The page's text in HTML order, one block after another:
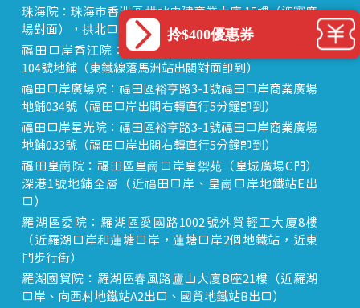
珠海院：珠海市香洲區 拱北中建商業大廈 15樓（迎賓廣
場對面），拱北口岸步行8分鐘直達
福田口岸香江院：福田區福田口岸正對面，海悅華城
104號地鋪（東鐵線落馬洲站出關對面即到）
福田口岸廣場院：福田區裕亨路3-1號福田口岸商業廣場
地鋪034號（福田口岸出關右轉直行5分鐘即到）
福田口岸星光院：福田區裕亨路3-1號福田口岸商業廣場
地鋪033號（福田口岸出關右轉直行5分鐘即到）
福田皇崗院：福田區皇崗口岸皇禦苑（皇城廣場C門）
深港1號地鋪全層（近福田口岸、皇崗口岸地鐵站E出
口）
羅湖區委院：羅湖區愛國路1002號外貿輕工大廈8樓
（近羅湖口岸和蓮塘口岸，蓮塘口岸2個地鐵站，近東
門步行街）
羅湖國貿院：羅湖區春風路廬山大廈B座21樓（近羅湖
口岸、向西村地鐵站A2出口、國貿地鐵站B出口）
拎$400優惠券